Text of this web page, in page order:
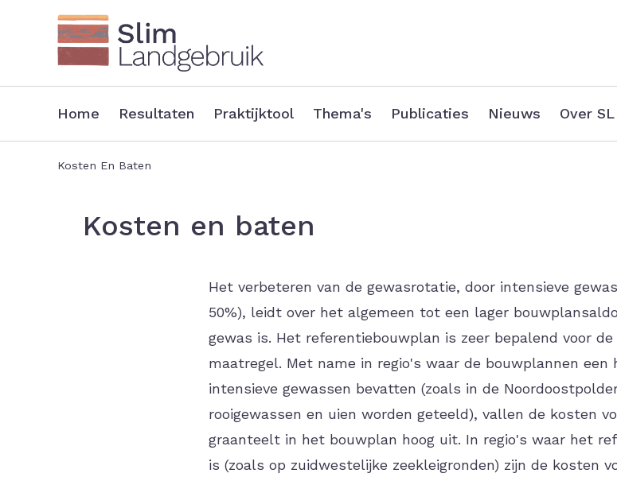
Overslaan
de
gaan
Main
navigation
Home Resultaten Praktijktool Thema's Publicaties Nieuws Over SL
Kosten En Baten
Kosten en baten
Het verbeteren van de gewasrotatie, door intensieve
50%), leidt over het algemeen tot een lager
gewas is. Het referentiebouwplan is zeer bepalend voor
maatregel. Met name in regio's waar de bouwplannen een
intensieve gewassen bevatten (zoals in de
rooigewassen en uien worden geteeld), vallen de kosten
graanteelt in het bouwplan hoog uit. In regio's waar het
is (zoals op zuidwestelijke zeekleigronden) zijn de kosten